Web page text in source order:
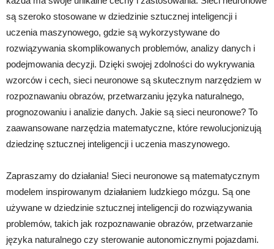
są szeroko stosowane w dziedzinie sztucznej inteligencji i
uczenia maszynowego, gdzie są wykorzystywane do
rozwiązywania skomplikowanych problemów, analizy danych i
podejmowania decyzji. Dzięki swojej zdolności do wykrywania
wzorców i cech, sieci neuronowe są skutecznym narzędziem w
rozpoznawaniu obrazów, przetwarzaniu języka naturalnego,
prognozowaniu i analizie danych. Jakie są sieci neuronowe? To
zaawansowane narzędzia matematyczne, które rewolucjonizują
dziedzinę sztucznej inteligencji i uczenia maszynowego.
Zapraszamy do działania! Sieci neuronowe są matematycznym
modelem inspirowanym działaniem ludzkiego mózgu. Są one
używane w dziedzinie sztucznej inteligencji do rozwiązywania
problemów, takich jak rozpoznawanie obrazów, przetwarzanie
języka naturalnego czy sterowanie autonomicznymi pojazdami.